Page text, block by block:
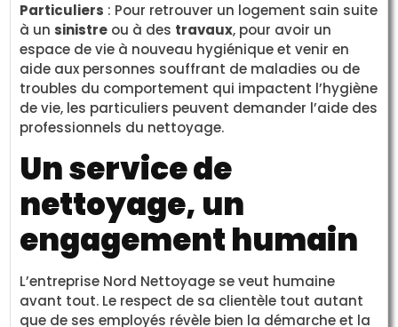
Particuliers : Pour retrouver un logement sain suite
à un sinistre ou à des travaux, pour avoir un
espace de vie à nouveau hygiénique et venir en
aide aux personnes souffrant de maladies ou de
troubles du comportement qui impactent l’hygiène
de vie, les particuliers peuvent demander l’aide des
professionnels du nettoyage.
Un service de
nettoyage, un
engagement humain
L’entreprise Nord Nettoyage se veut humaine
avant tout. Le respect de sa clientèle tout autant
que de ses employés révèle bien la démarche et la